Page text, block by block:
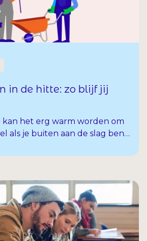
in de hitte: zo blijf jij
kan het erg warm worden om
als je buiten aan de slag bent
goed op jezelf te letten als